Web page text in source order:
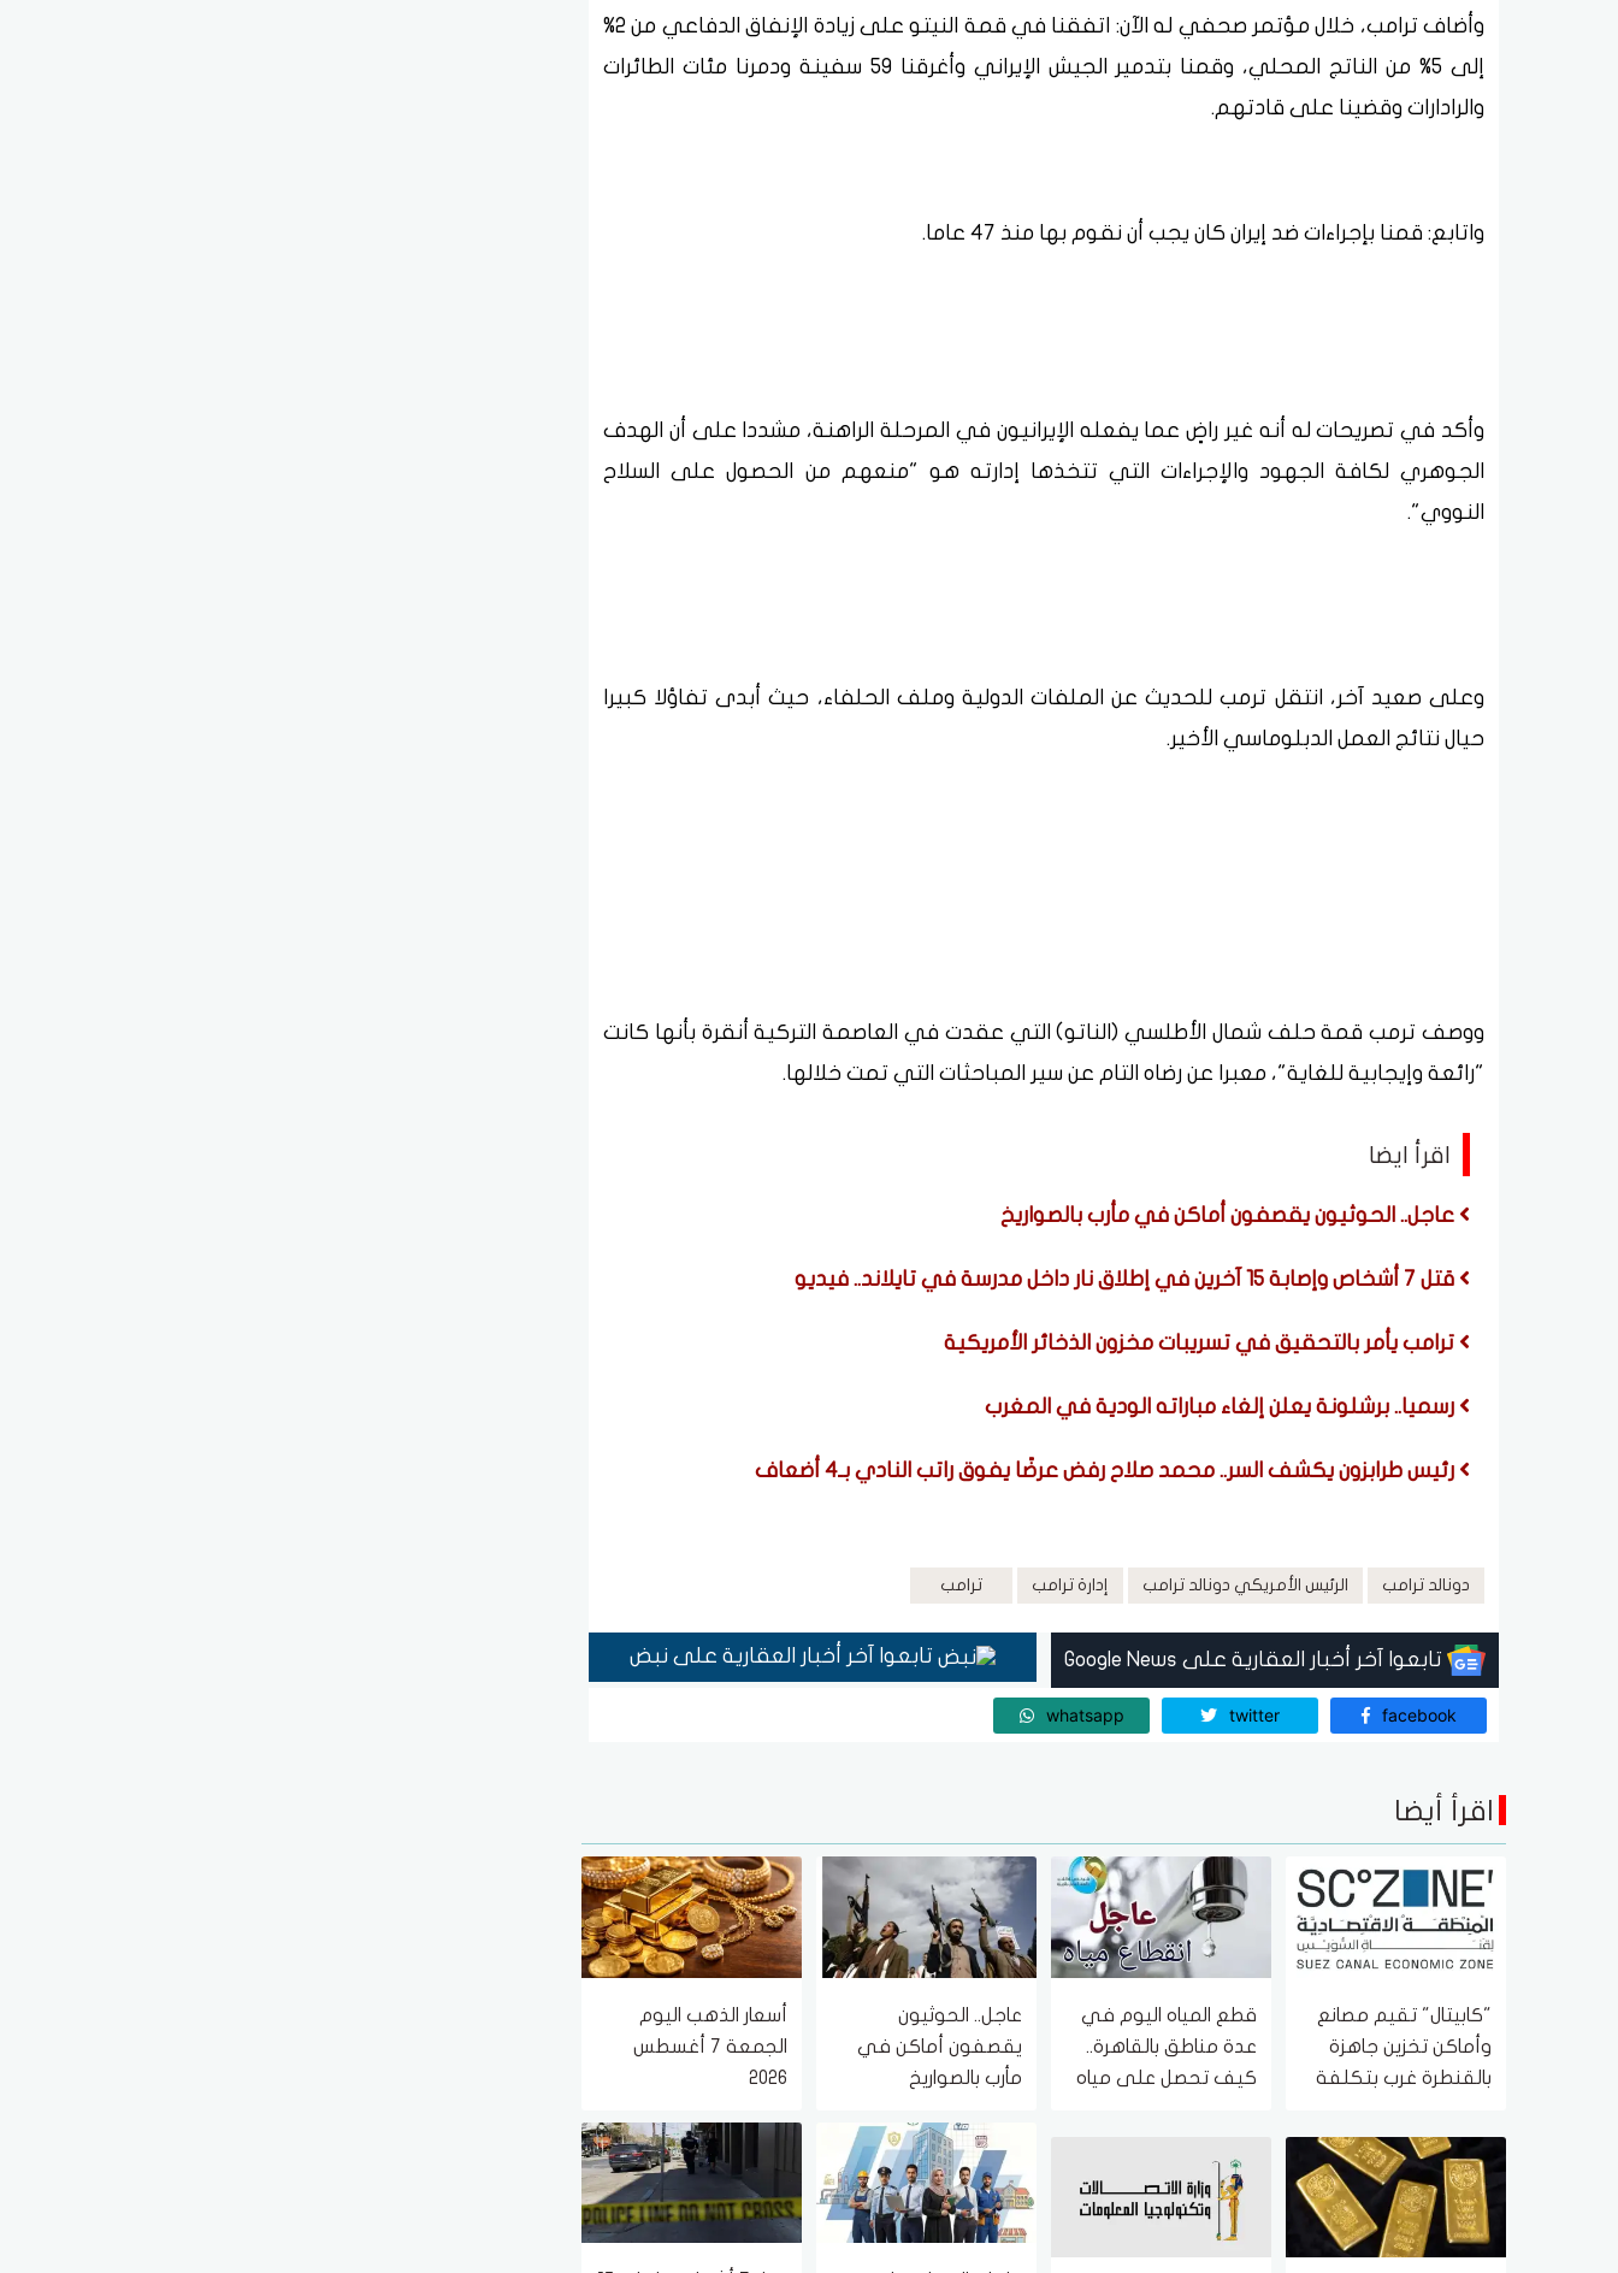
وأضاف ترامب، خلال مؤتمر صحفي له الآن: اتفقنا في قمة النيتو على زيادة الإنفاق الدفاعي من 2%
إلى 5% من الناتج المحلي، وقمنا بتدمير الجيش الإيراني وأغرقنا 59 سفينة ودمرنا مئات الطائرات
والرادارات وقضينا على قادتهم.
واتابع: قمنا بإجراءات ضد إيران كان يجب أن نقوم بها منذ 47 عاما.
وأكد في تصريحات له أنه غير راضٍ عما يفعله الإيرانيون في المرحلة الراهنة، مشددا على أن الهدف
الجوهري لكافة الجهود والإجراءات التي تتخذها إدارته هو "منعهم من الحصول على السلاح
النووي".
وعلى صعيد آخر، انتقل ترمب للحديث عن الملفات الدولية وملف الحلفاء، حيث أبدى تفاؤلا كبيرا
حيال نتائج العمل الدبلوماسي الأخير.
ووصف ترمب قمة حلف شمال الأطلسي (الناتو) التي عقدت في العاصمة التركية أنقرة بأنها كانت
"رائعة وإيجابية للغاية"، معبرا عن رضاه التام عن سير المباحثات التي تمت خلالها.
اقرأ ايضا
عاجل.. الحوثيون يقصفون أماكن في مأرب بالصواريخ
قتل 7 أشخاص وإصابة 15 آخرين في إطلاق نار داخل مدرسة في تايلاند.. فيديو
ترامب يأمر بالتحقيق في تسريبات مخزون الذخائر الأمريكية
رسميا.. برشلونة يعلن إلغاء مباراته الودية في المغرب
رئيس طرابزون يكشف السر.. محمد صلاح رفض عرضًا يفوق راتب النادي بـ4 أضعاف
دونالد ترامب الرئيس الأمريكي دونالد ترامب إدارة ترامب ترامب
تابعوا آخر أخبار العقارية على Google News تابعوا آخر أخبار العقارية على نبض
facebook
twitter
whatsapp
اقرأ أيضا
"كابيتال" تقيم مصانع
وأماكن تخزين جاهزة
بالقنطرة غرب بتكلفة
قطع المياه اليوم في
عدة مناطق بالقاهرة..
كيف تحصل على مياه
عاجل.. الحوثيون
يقصفون أماكن في
مأرب بالصواريخ
أسعار الذهب اليوم
الجمعة 7 أغسطس
2026